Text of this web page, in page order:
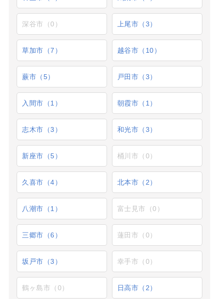
深谷市（0） 上尾市（3）
草加市（7） 越谷市（10）
蕨市（5） 戸田市（3）
入間市（1） 朝霞市（1）
志木市（3） 和光市（3）
新座市（5） 桶川市（0）
久喜市（4） 北本市（2）
八潮市（1） 富士見市（0）
三郷市（6） 蓮田市（0）
坂戸市（3） 幸手市（0）
鶴ヶ島市（0） 日高市（2）